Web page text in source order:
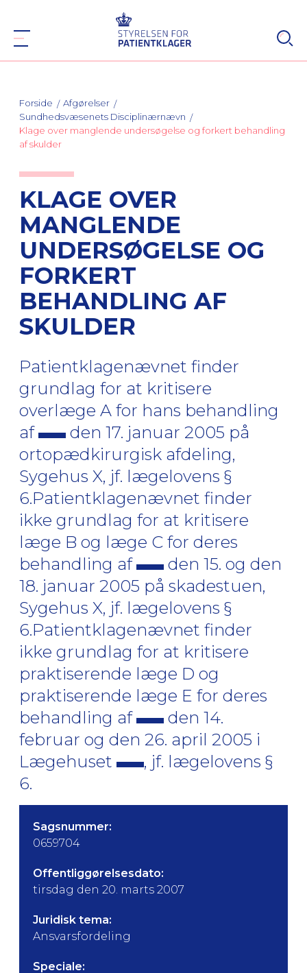
Forside
Afgørelser
Sundhedsvæsenets Disciplinærnævn
Klage over manglende undersøgelse og forkert behandling
af skulder
KLAGE OVER
MANGLENDE
UNDERSØGELSE OG
FORKERT
BEHANDLING AF
SKULDER
Patientklagenævnet finder
grundlag for at kritisere
overlæge A for hans behandling
af
den 17. januar 2005 på
ortopædkirurgisk afdeling,
Sygehus X, jf. lægelovens §
6.Patientklagenævnet finder
ikke grundlag for at kritisere
læge B og læge C for deres
behandling af
den 15. og den
18. januar 2005 på skadestuen,
Sygehus X, jf. lægelovens §
6.Patientklagenævnet finder
ikke grundlag for at kritisere
praktiserende læge D og
praktiserende læge E for deres
behandling af
den 14.
februar og den 26. april 2005 i
Lægehuset
, jf. lægelovens §
6.
Sagsnummer:
0659704
Offentliggørelsesdato:
tirsdag den 20. marts 2007
Juridisk tema:
Ansvarsfordeling
Speciale: